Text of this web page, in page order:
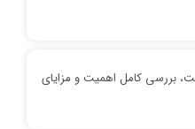
بررسی کامل اهمیت و مزایای